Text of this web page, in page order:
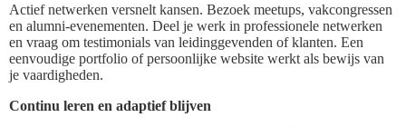
Actief netwerken versnelt kansen. Bezoek meetups, vakcongressen
en alumni-evenementen. Deel je werk in professionele netwerken
en vraag om testimonials van leidinggevenden of klanten. Een
eenvoudige portfolio of persoonlijke website werkt als bewijs van
je vaardigheden.
Continu leren en adaptief blijven